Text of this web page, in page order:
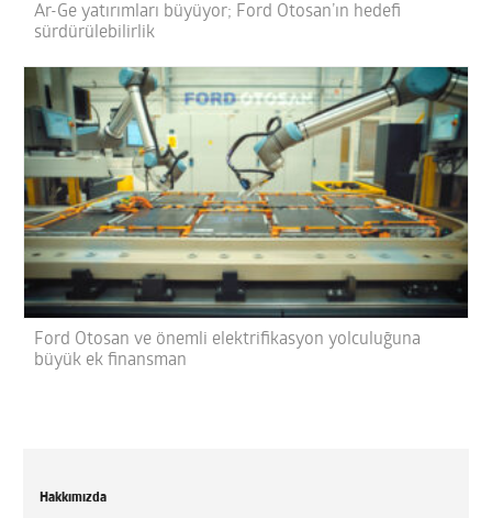
Ar-Ge yatırımları büyüyor; Ford Otosan’ın hedefi
sürdürülebilirlik
Ford Otosan ve önemli elektrifikasyon yolculuğuna
büyük ek finansman
Hakkımızda